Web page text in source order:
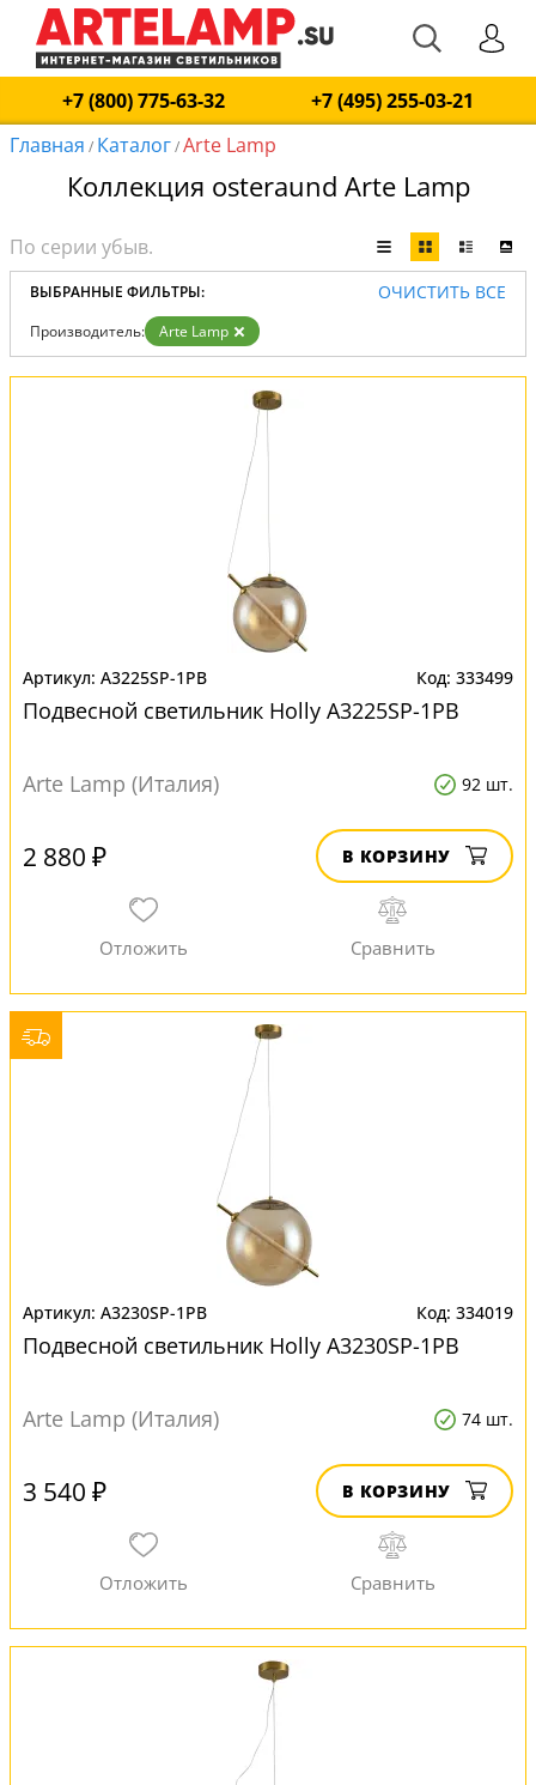
+7 (800) 775-63-32
+7 (495) 255-03-21
Главная / Каталог/Arte Lamp
Коллекция osteraund Arte Lamp
ВЫБРАННЫЕ ФИЛЬТРЫ: ОЧИСТИТЬ ВСЕ
Производитель: Arte Lamp
A3225SP-1PB 333499
Подвесной светильник Нolly A3225SP-1PB
Arte Lamp (Италия) 92 шт.
2 880 ₽ В КОРЗИНУ
A3230SP-1PB 334019
Подвесной светильник Нolly A3230SP-1PB
Arte Lamp (Италия) 74 шт.
3 540 ₽ В КОРЗИНУ